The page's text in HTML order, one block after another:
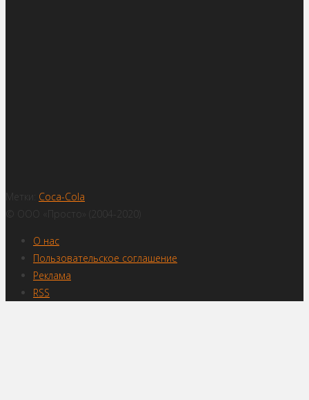
Метки: Coca-Cola
© ООО «Просто» (2004-2020)
О нас
Пользовательское соглашение
Реклама
RSS